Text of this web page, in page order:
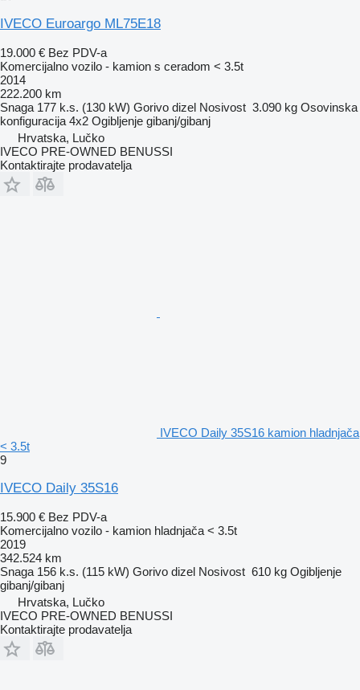
IVECO Euroargo ML75E18
19.000 € Bez PDV-a
Komercijalno vozilo - kamion s ceradom < 3.5t
2014
222.200 km
Snaga 177 k.s. (130 kW) Gorivo dizel Nosivost 3.090 kg Osovinska
konfiguracija 4x2 Ogibljenje gibanj/gibanj
Hrvatska, Lučko
IVECO PRE-OWNED BENUSSI
Kontaktirajte prodavatelja
IVECO Daily 35S16 kamion hladnjača
< 3.5t
9
IVECO Daily 35S16
15.900 € Bez PDV-a
Komercijalno vozilo - kamion hladnjača < 3.5t
2019
342.524 km
Snaga 156 k.s. (115 kW) Gorivo dizel Nosivost 610 kg Ogibljenje
gibanj/gibanj
Hrvatska, Lučko
IVECO PRE-OWNED BENUSSI
Kontaktirajte prodavatelja